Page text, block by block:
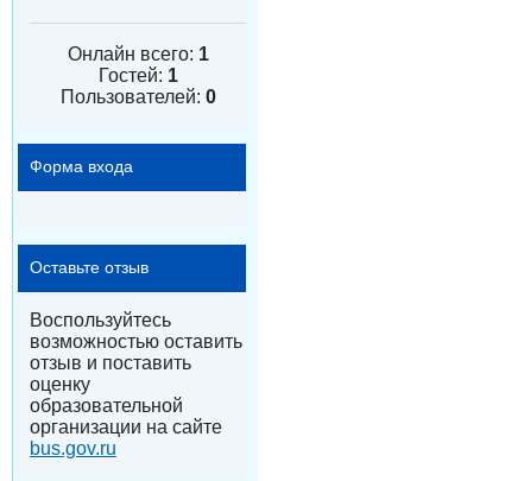
Онлайн всего: 1
Гостей: 1
Пользователей: 0
Форма входа
Оставьте отзыв
Воспользуйтесь
возможностью оставить
отзыв и поставить
оценку
образовательной
организации на сайте
bus.gov.ru